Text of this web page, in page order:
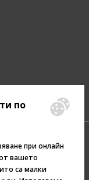
по
при онлайн
вашето
са малки